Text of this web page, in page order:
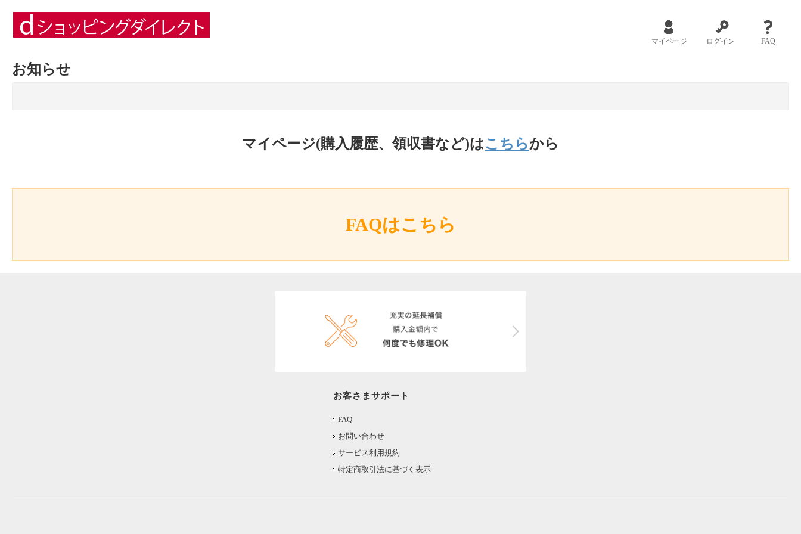
マイページ ログイン FAQ
お知らせ
マイページ(購入履歴、領収書など)はこちらから
FAQはこちら
お客さまサポート
FAQ
お問い合わせ
サービス利用規約
特定商取引法に基づく表示